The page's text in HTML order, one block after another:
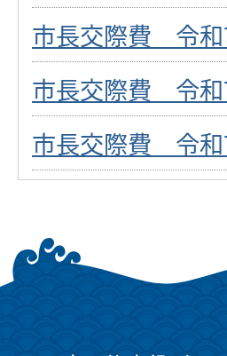
市長交際費 令和
市長交際費 令和
市長交際費 令和